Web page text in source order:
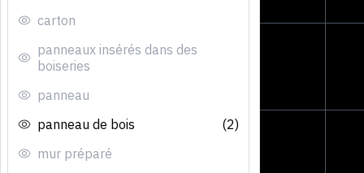
carton
panneaux insérés dans des
boiseries
panneau
panneau de bois
(2)
mur préparé